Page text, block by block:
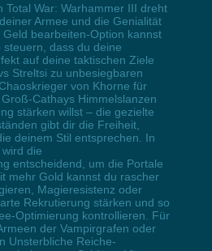
Total War: Warhammer III dreht
Armee und die Genialität
bearbeiten-Option kannst
dass du deine
auf deine taktischen Ziele
Streltsi zu unbesiegbaren
von Khorne für
Cathays Himmelslanzen
stärken willst – die gezielte
gibt dir die Freiheit,
deinem Stil entsprechen. In
die
entscheidend, um die Portale
mehr Gold kannst du rascher
Magieresistenz oder
Rekrutierung stärken und so
Optimierung kontrollieren. Für
der Vampirgrafen oder
Unsterbliche Reiche-